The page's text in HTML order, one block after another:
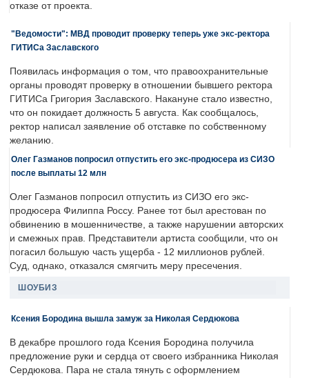
отказе от проекта.
"Ведомости": МВД проводит проверку теперь уже экс-ректора
ГИТИСа Заславского
Появилась информация о том, что правоохранительные
органы проводят проверку в отношении бывшего ректора
ГИТИСа Григория Заславского. Накануне стало известно,
что он покидает должность 5 августа. Как сообщалось,
ректор написал заявление об отставке по собственному
желанию.
Олег Газманов попросил отпустить его экс-продюсера из СИЗО
после выплаты 12 млн
Олег Газманов попросил отпустить из СИЗО его экс-
продюсера Филиппа Россу. Ранее тот был арестован по
обвинению в мошенничестве, а также нарушении авторских
и смежных прав. Представители артиста сообщили, что он
погасил большую часть ущерба - 12 миллионов рублей.
Суд, однако, отказался смягчить меру пресечения.
ШОУБИЗ
Ксения Бородина вышла замуж за Николая Сердюкова
В декабре прошлого года Ксения Бородина получила
предложение руки и сердца от своего избранника Николая
Сердюкова. Пара не стала тянуть с оформлением